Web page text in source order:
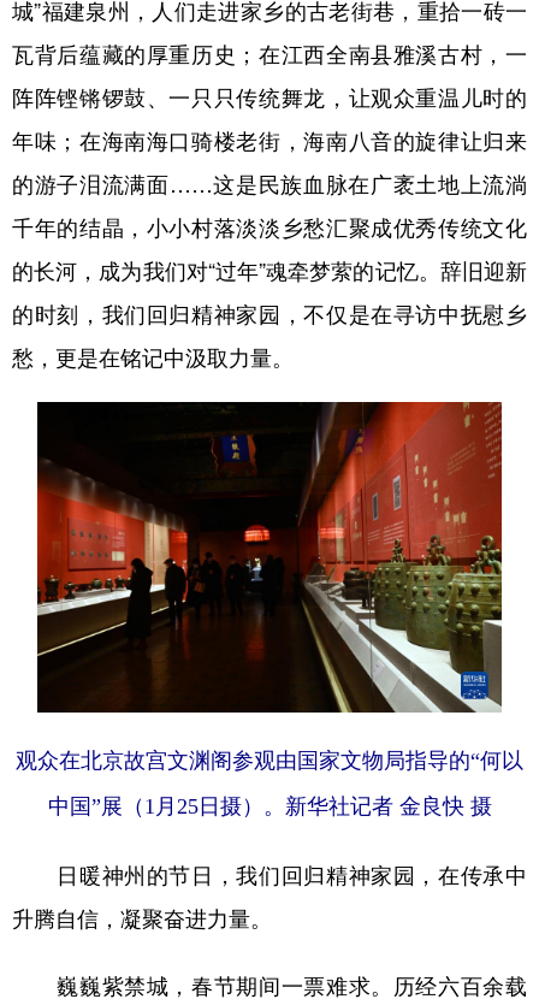
城”福建泉州，人们走进家乡的古老街巷，重拾一砖一
瓦背后蕴藏的厚重历史；在江西全南县雅溪古村，一
阵阵铿锵锣鼓、一只只传统舞龙，让观众重温儿时的
年味；在海南海口骑楼老街，海南八音的旋律让归来
的游子泪流满面……这是民族血脉在广袤土地上流淌
千年的结晶，小小村落淡淡乡愁汇聚成优秀传统文化
的长河，成为我们对“过年”魂牵梦萦的记忆。辞旧迎新
的时刻，我们回归精神家园，不仅是在寻访中抚慰乡
愁，更是在铭记中汲取力量。
观众在北京故宫文渊阁参观由国家文物局指导的“何以
中国”展（1月25日摄）。新华社记者 金良快 摄
日暖神州的节日，我们回归精神家园，在传承中
升腾自信，凝聚奋进力量。
巍巍紫禁城，春节期间一票难求。历经六百余载